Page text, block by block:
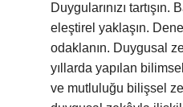
Duygularınızı tartışın.
eleştirel yaklaşın.
odaklanın. Duygusal
yıllarda yapılan
ve mutluluğu bilişsel